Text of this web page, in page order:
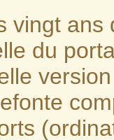
vingt ans
du